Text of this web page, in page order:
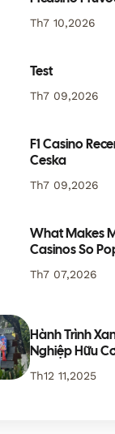
Th7 10,2026
Test
Th7 09,2026
F1 Casino
Ceska
Th7 09,2026
What Makes
Casinos So
Th7 07,2026
Hành Trình
Nghiệp Hữu
Nghiệm
Th12 11,2025